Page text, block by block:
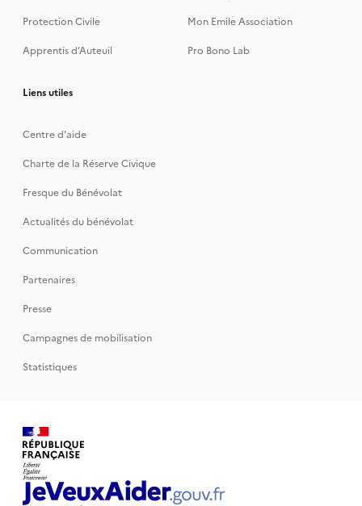
Protection Civile
Mon Emile Association
Apprentis d’Auteuil
Pro Bono Lab
Liens utiles
Centre d'aide
Charte de la Réserve Civique
Fresque du Bénévolat
Actualités du bénévolat
Communication
Partenaires
Presse
Campagnes de mobilisation
Statistiques